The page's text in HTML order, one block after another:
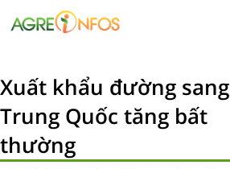
Xuất khẩu đường sang
Trung Quốc tăng bất
thường